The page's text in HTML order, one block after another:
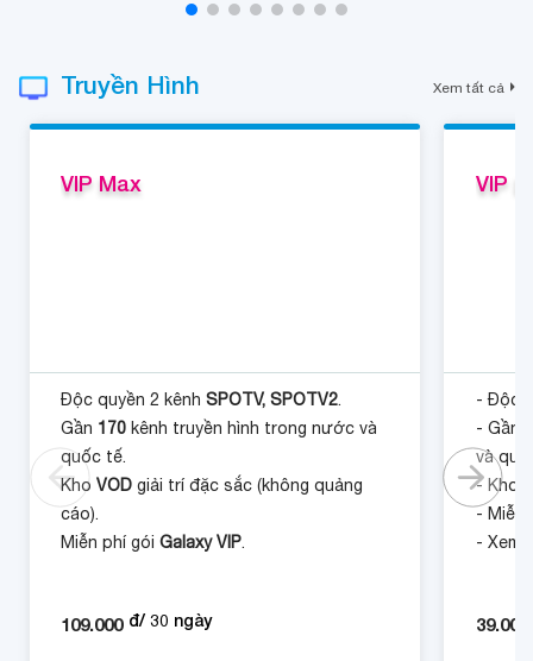
Truyền Hình Xem tất cả
VIP Max
Độc quyền 2 kênhSPOTV, SPOTV2.
Gần 170 kênh truyền hình trong nước và
quốc tế.
KhoVODgiải trí đặc sắc (không quảng
cáo).
Miễn phí góiGalaxy VIP.
109.000 đ/30 ngày
VIP
- Độc
- Gần
và
- Kho
- Miễn
- Xem
39.000